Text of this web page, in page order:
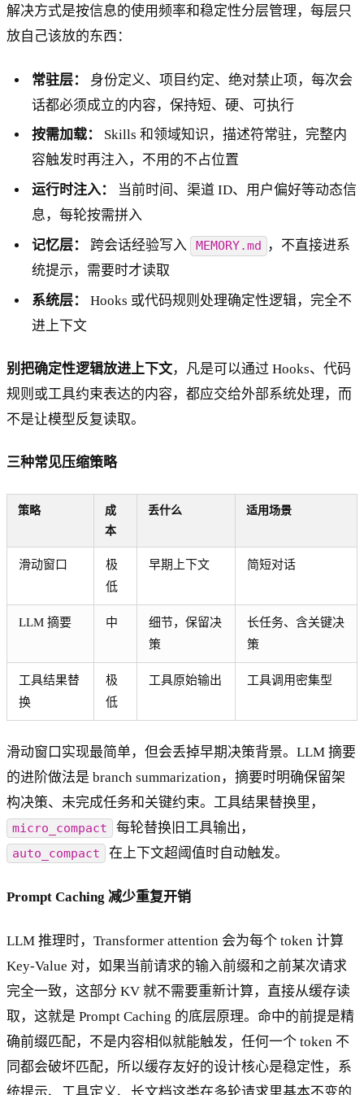
解决方式是按信息的使用频率和稳定性分层管理，每层只
放自己该放的东西：
常驻层：
身份定义、项目约定、绝对禁止项，每次会
话都必须成立的内容，保持短、硬、可执行
按需加载：
Skills 和领域知识，描述符常驻，完整内
容触发时再注入，不用的不占位置
运行时注入：
当前时间、渠道 ID、用户偏好等动态信
息，每轮按需拼入
记忆层：
跨会话经验写入 MEMORY.md
，不直接进系
统提示，需要时才读取
系统层：
Hooks 或代码规则处理确定性逻辑，完全不
进上下文
别把确定性逻辑放进上下文，凡是可以通过 Hooks、代码
规则或工具约束表达的内容，都应交给外部系统处理，而
不是让模型反复读取。
三种常见压缩策略
策略
成
本
丢什么 适用场景
滑动窗口
极
低
早期上下文 简短对话
LLM 摘要 中
细节，保留决
策
长任务、含关键决
策
工具结果替
换
极
低
工具原始输出 工具调用密集型
滑动窗口实现最简单，但会丢掉早期决策背景。LLM 摘要
的进阶做法是 branch summarization，摘要时明确保留架
构决策、未完成任务和关键约束。工具结果替换里，
micro_compact 每轮替换旧工具输出，
auto_compact 在上下文超阈值时自动触发。
Prompt Caching 减少重复开销
LLM 推理时，Transformer attention 会为每个 token 计算
Key-Value 对，如果当前请求的输入前缀和之前某次请求
完全一致，这部分 KV 就不需要重新计算，直接从缓存读
取，这就是 Prompt Caching 的底层原理。命中的前提是精
确前缀匹配，不是内容相似就能触发，任何一个 token 不
同都会破坏匹配，所以缓存友好的设计核心是稳定性，系